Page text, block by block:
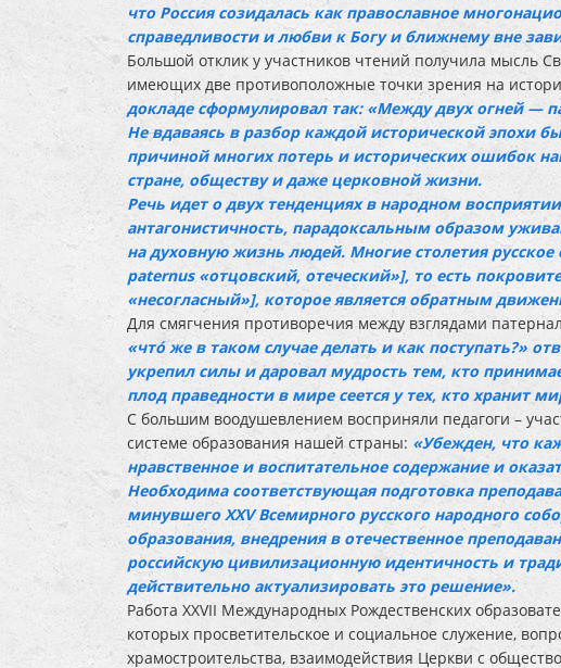
что Россия созидалась как православное
справедливости и любви к Богу и ближнему вне
Большой отклик у участников чтений получила мысль
имеющих две противоположные точки зрения на
докладе сформулировал так: «Между двух огней —
Не вдаваясь в разбор каждой исторической эпохи
причиной многих потерь и исторических ошибок
стране, обществу и даже церковной жизни.
Речь идет о двух тенденциях в народном
антагонистичность, парадоксальным образом
на духовную жизнь людей. Многие столетия
paternus «отцовский, отеческий»], то есть
«несогласный»], которое является обратным
Для смягчения противоречия между взглядами
«чтó же в таком случае делать и как поступать?»
укрепил силы и даровал мудрость тем, кто
плод праведности в мире сеется у тех, кто хранит
С большим воодушевлением восприняли педагоги –
системе образования нашей страны: «Убежден, что
нравственное и воспитательное содержание и
Необходима соответствующая подготовка
минувшего XXV Всемирного русского народного
образования, внедрения в отечественное
российскую цивилизационную идентичность и
действительно актуализировать это решение».
Работа XXVII Международных Рождественских
которых просветительское и социальное служение,
храмостроительства, взаимодействия Церкви с